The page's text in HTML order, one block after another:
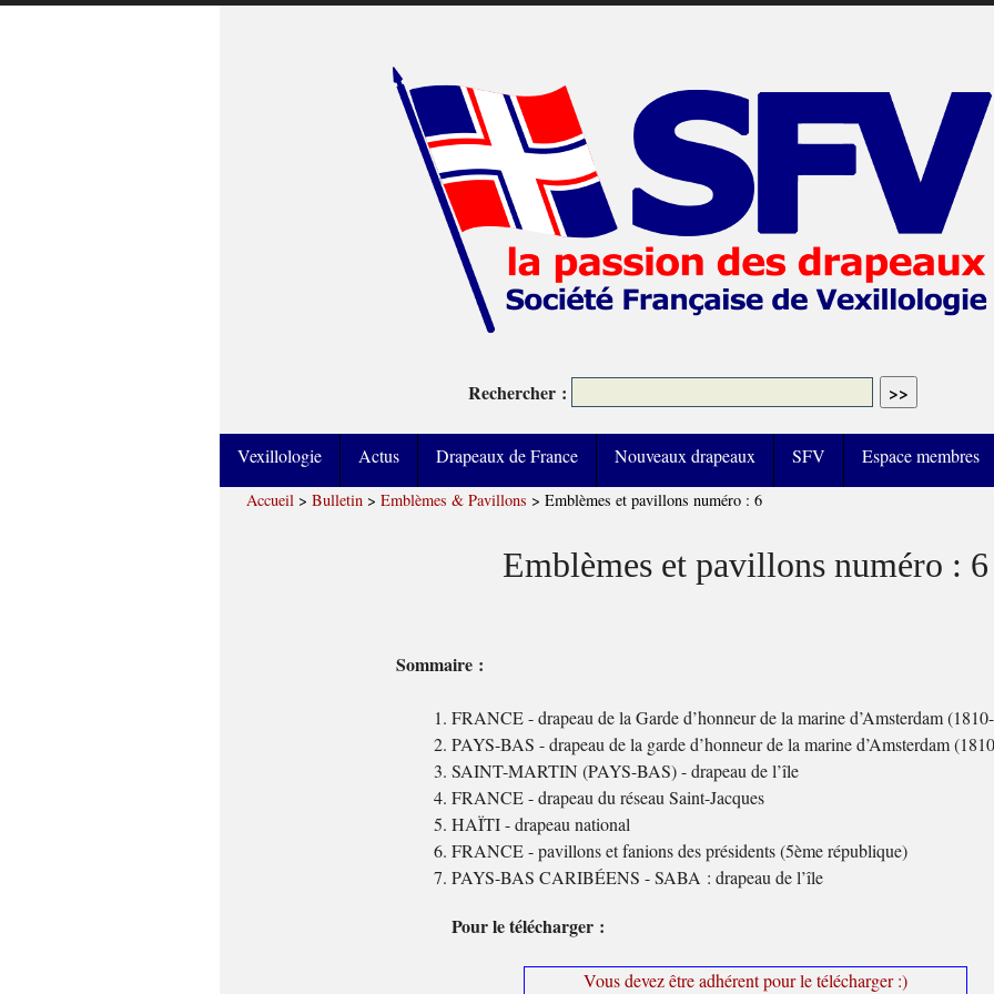
Rechercher :
Vexillologie Actus Drapeaux de France Nouveaux drapeaux SFV Espace membres
Accueil > Bulletin > Emblèmes & Pavillons > Emblèmes et pavillons numéro : 6
Emblèmes et pavillons numéro : 6
Sommaire :
FRANCE - drapeau de la Garde d’honneur de la marine d’Amsterdam
PAYS-BAS - drapeau de la garde d’honneur de la marine d’Amsterdam
SAINT-MARTIN (PAYS-BAS) - drapeau de l’île
FRANCE - drapeau du réseau Saint-Jacques
HAÏTI - drapeau national
FRANCE - pavillons et fanions des présidents (5ème république)
PAYS-BAS CARIBÉENS - SABA : drapeau de l’île
Pour le télécharger :
Vous devez être adhérent pour le télécharger :)